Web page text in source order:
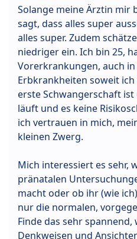
Solange meine Ärztin mir
sagt, dass alles super
alles super. Zudem
niedriger ein. Ich bin 25,
Vorerkrankungen, auch
Erbkrankheiten soweit
erste Schwangerschaft
läuft und es keine
ich vertrauen in mich,
kleinen Zwerg.
Mich interessiert es sehr,
pränatalen
macht oder ob ihr (wie
nur die normalen,
Finde das sehr
Denkweisen und